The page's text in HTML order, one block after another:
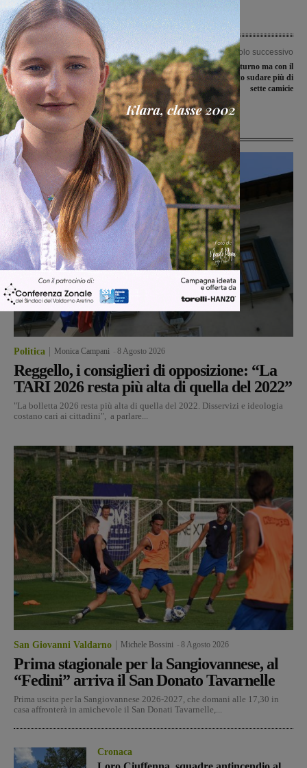
Articolo precedente
Centodieci esordienti protagonisti di
“Giocando con Ottoyoshi”
Articolo successivo
Il Ponsacco passa il turno ma con il
Montevarchi ha dovuto sudare più di
sette camicie
Ultime Notizie
Politica Monica Campani 8 Agosto 2026
Reggello, i consiglieri di opposizione: “La
TARI 2026 resta più alta di quella del 2022”
"La bolletta 2026 resta più alta di quella del 2022. Disservizi e ideologia
costano cari ai cittadini", a parlare...
San Giovanni Valdarno Michele Bossini 8 Agosto 2026
Prima stagionale per la Sangiovannese, al
“Fedini” arriva il San Donato Tavarnelle
Prima uscita per la Sangiovannese 2026-2027, che domani alle 17,30 in
casa affronterà in amichevole il San Donati Tavarnelle,...
Cronaca